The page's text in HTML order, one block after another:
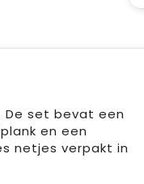
De set bevat een
en een
netjes verpakt in